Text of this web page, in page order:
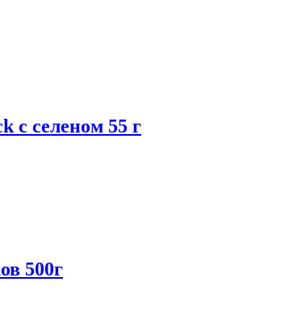
с селеном 55 г
500г